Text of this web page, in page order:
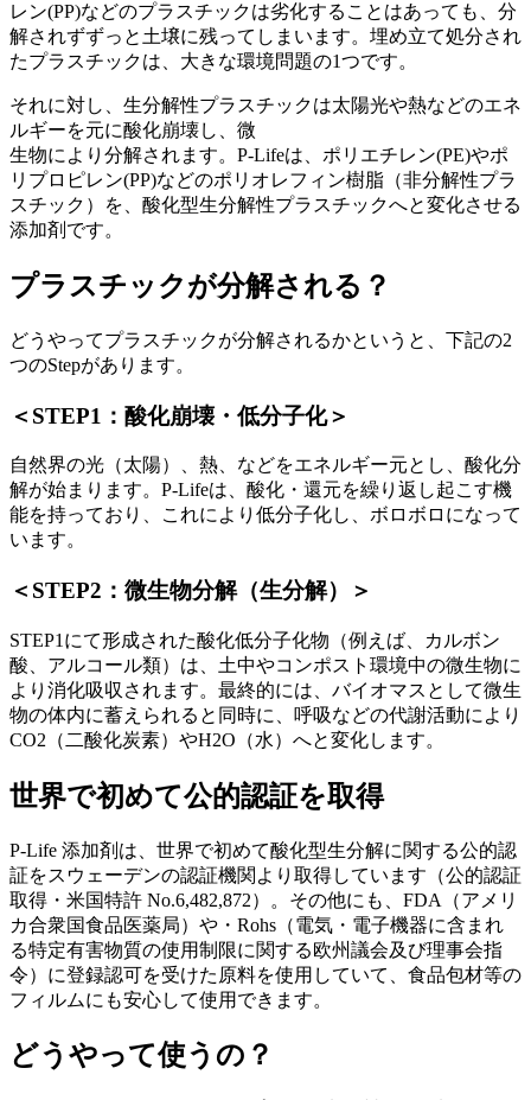
レン(PP)などのプラスチックは劣化することはあっても、分
解されずずっと土壌に残ってしまいます。埋め立て処分され
たプラスチックは、大きな環境問題の1つです。
それに対し、生分解性プラスチックは太陽光や熱などのエネ
ルギーを元に酸化崩壊し、微
生物により分解されます。P-Lifeは、ポリエチレン(PE)やポ
リプロピレン(PP)などのポリオレフィン樹脂（非分解性プラ
スチック）を、酸化型生分解性プラスチックへと変化させる
添加剤です。
プラスチックが分解される？
どうやってプラスチックが分解されるかというと、下記の2
つのStepがあります。
＜STEP1：酸化崩壊・低分子化＞
自然界の光（太陽）、熱、などをエネルギー元とし、酸化分
解が始まります。P-Lifeは、酸化・還元を繰り返し起こす機
能を持っており、これにより低分子化し、ボロボロになって
います。
＜STEP2：微生物分解（生分解）＞
STEP1にて形成された酸化低分子化物（例えば、カルボン
酸、アルコール類）は、土中やコンポスト環境中の微生物に
より消化吸収されます。最終的には、バイオマスとして微生
物の体内に蓄えられると同時に、呼吸などの代謝活動により
CO2（二酸化炭素）やH2O（水）へと変化します。
世界で初めて公的認証を取得
P-Life 添加剤は、世界で初めて酸化型生分解に関する公的認
証をスウェーデンの認証機関より取得しています（公的認証
取得・米国特許 No.6,482,872）。その他にも、FDA（アメリ
カ合衆国食品医薬局）や・Rohs（電気・電子機器に含まれ
る特定有害物質の使用制限に関する欧州議会及び理事会指
令）に登録認可を受けた原料を使用していて、食品包材等の
フィルムにも安心して使用できます。
どうやって使うの？